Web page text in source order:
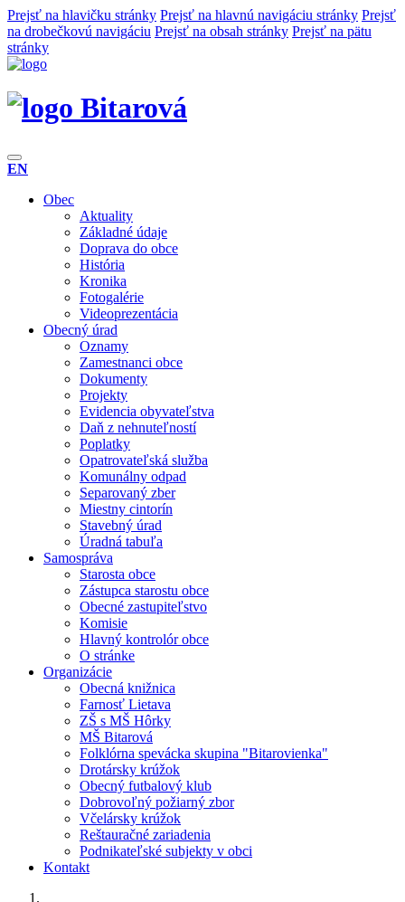
Prejsť na hlavičku stránky Prejsť na hlavnú navigáciu stránky Prejsť
na drobečkovú navigáciu Prejsť na obsah stránky Prejsť na pätu
stránky
Bitarová
EN
Obec
Aktuality
Základné údaje
Doprava do obce
História
Kronika
Fotogalérie
Videoprezentácia
Obecný úrad
Oznamy
Zamestnanci obce
Dokumenty
Projekty
Evidencia obyvateľstva
Daň z nehnuteľností
Poplatky
Opatrovateľská služba
Komunálny odpad
Separovaný zber
Miestny cintorín
Stavebný úrad
Úradná tabuľa
Samospráva
Starosta obce
Zástupca starostu obce
Obecné zastupiteľstvo
Komisie
Hlavný kontrolór obce
O stránke
Organizácie
Obecná knižnica
Farnosť Lietava
ZŠ s MŠ Hôrky
MŠ Bitarová
Folklórna spevácka skupina "Bitarovienka"
Drotársky krúžok
Obecný futbalový klub
Dobrovoľný požiarný zbor
Včelársky krúžok
Reštauračné zariadenia
Podnikateľské subjekty v obci
Kontakt